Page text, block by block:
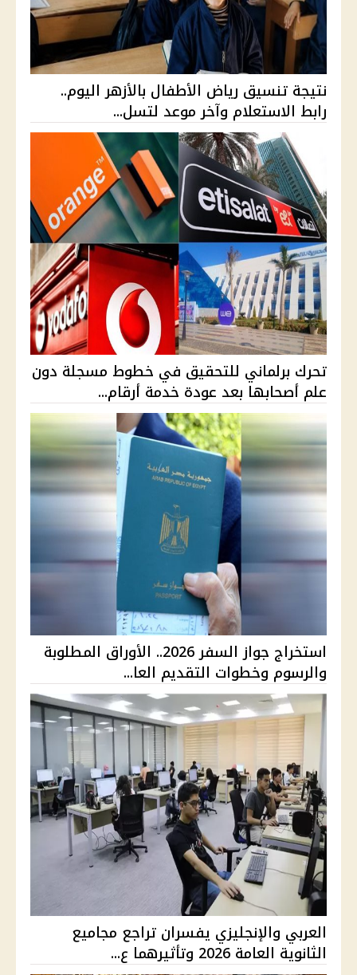
نتيجة تنسيق رياض الأطفال بالأزهر اليوم..
رابط الاستعلام وآخر موعد لتسل...
تحرك برلماني للتحقيق في خطوط مسجلة دون
علم أصحابها بعد عودة خدمة أرقام...
استخراج جواز السفر 2026.. الأوراق المطلوبة
والرسوم وخطوات التقديم العا...
العربي والإنجليزي يفسران تراجع مجاميع
الثانوية العامة 2026 وتأثيرهما ع...